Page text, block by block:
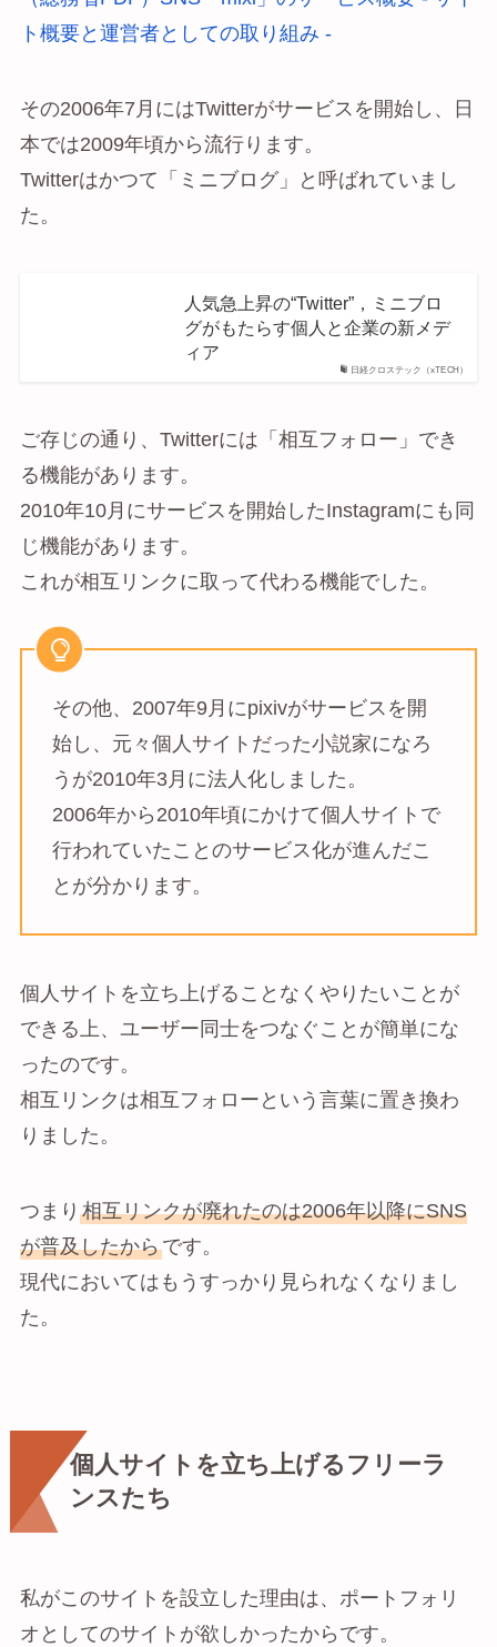
ト概要と運営者としての取り組み -
その2006年7月にはTwitterがサービスを開始し、日
本では2009年頃から流行ります。
Twitterはかつて「ミニブログ」と呼ばれていまし
た。
日経クロステック（xTECH）
人気急上昇の“Twitter”，ミニブロ
グがもたらす個人と企業の新メデ
ィア
ご存じの通り、Twitterには「相互フォロー」でき
る機能があります。
2010年10月にサービスを開始したInstagramにも同
じ機能があります。
これが相互リンクに取って代わる機能でした。
その他、2007年9月にpixivがサービスを開
始し、元々個人サイトだった小説家になろ
うが2010年3月に法人化しました。
2006年から2010年頃にかけて個人サイトで
行われていたことのサービス化が進んだこ
とが分かります。
個人サイトを立ち上げることなくやりたいことが
できる上、ユーザー同士をつなぐことが簡単にな
ったのです。
相互リンクは相互フォローという言葉に置き換わ
りました。
つまり 相互リンクが廃れたのは2006年以降にSNS
が普及したからです。
現代においてはもうすっかり見られなくなりまし
た。
個人サイトを立ち上げるフリーラ
ンスたち
私がこのサイトを設立した理由は、ポートフォリ
オとしてのサイトが欲しかったからです。